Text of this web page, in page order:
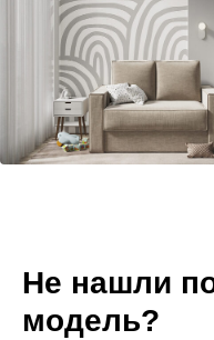
Не нашли
модель?